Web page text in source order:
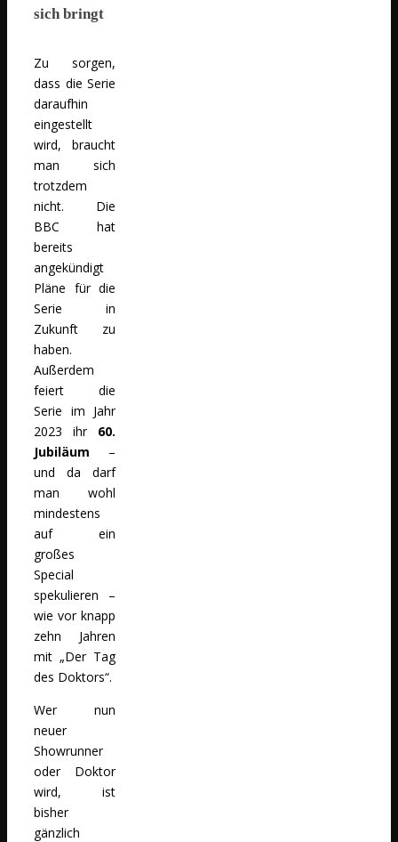
sich bringt
Zu sorgen,
dass die Serie
daraufhin
eingestellt
wird, braucht
man sich
trotzdem
nicht. Die
BBC hat
bereits
angekündigt
Pläne für die
Serie in
Zukunft zu
haben.
Außerdem
feiert die
Serie im Jahr
2023 ihr 60.
Jubiläum –
und da darf
man wohl
mindestens
auf ein
großes
Special
spekulieren –
wie vor knapp
zehn Jahren
mit „Der Tag
des Doktors“.
Wer nun
neuer
Showrunner
oder Doktor
wird, ist
bisher
gänzlich